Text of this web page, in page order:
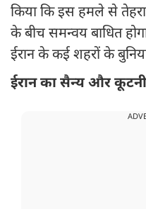
किया कि इस हमले से
के बीच समन्वय बाधित
ईरान के कई शहरों के
ईरान का सैन्य और